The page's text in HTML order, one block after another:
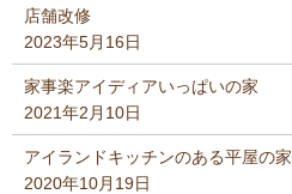
店舗改修
2023年5月16日
家事楽アイディアいっぱいの家
2021年2月10日
アイランドキッチンのある平屋の家
2020年10月19日